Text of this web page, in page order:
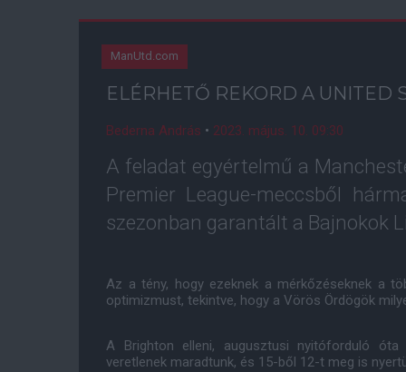
ManUtd.com
ELÉRHETŐ REKORD A UNITED
Bederna András • 2023. május. 10. 09:30
A feladat egyértelmű a
Premier League-meccsből
szezonban garantált a Bajnokok
Az a tény, hogy ezeknek a mérkőzéseknek a
optimizmust, tekintve, hogy a Vörös Ördögök
A Brighton elleni, augusztusi nyitóforduló
veretlenek maradtunk, és 15-ből 12-t meg is